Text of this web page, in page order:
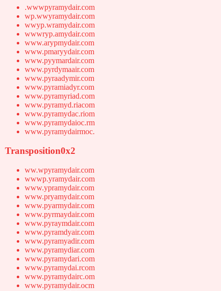
.wwwpyramydair.com
wp.wwyramydair.com
wwyp.wramydair.com
wwwryp.amydair.com
www.arypmydair.com
www.pmaryydair.com
www.pyymardair.com
www.pyrdymaair.com
www.pyraadymir.com
www.pyramiadyr.com
www.pyramyriad.com
www.pyramyd.riacom
www.pyramydac.riom
www.pyramydaioc.rm
www.pyramydairmoc.
Transposition0x2
ww.wpyramydair.com
wwwp.yramydair.com
www.ypramydair.com
www.pryamydair.com
www.pyarmydair.com
www.pyrmaydair.com
www.pyraymdair.com
www.pyramdyair.com
www.pyramyadir.com
www.pyramydiar.com
www.pyramydari.com
www.pyramydai.rcom
www.pyramydairc.om
www.pyramydair.ocm